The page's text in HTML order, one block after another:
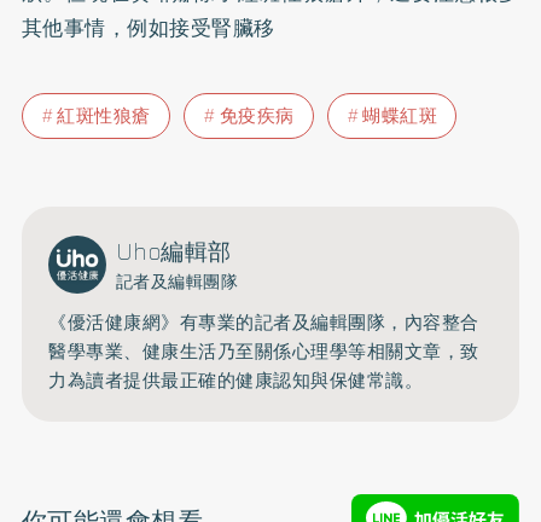
其他事情，例如接受腎臟移
紅斑性狼瘡 免疫疾病 蝴蝶紅斑
Uho編輯部
記者及編輯團隊
《優活健康網》有專業的記者及編輯團隊，內容整合
醫學專業、健康生活乃至關係心理學等相關文章，致
力為讀者提供最正確的健康認知與保健常識。